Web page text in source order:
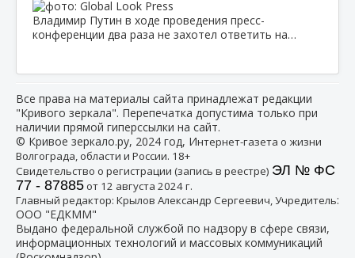
Владимир Путин в ходе проведения пресс-
конференции два раза не захотел ответить на…
Все права на материалы сайта принадлежат редакции
"Кривого зеркала". Перепечатка допустима только при
наличии прямой гиперссылки на сайт.
© Кривое зеркало.ру, 2024 год, Интернет-газета о жизни
Волгограда, области и России. 18+
Свидетельство о регистрации (запись в реестре) ЭЛ № ФС
77 - 87885от 12 августа 2024 г.
Главный редактор: Крылов Александр Сергеевич, Учредитель:
ООО "ЕДКММ"
Выдано федеральной службой по надзору в сфере связи,
информационных технологий и массовых коммуникаций